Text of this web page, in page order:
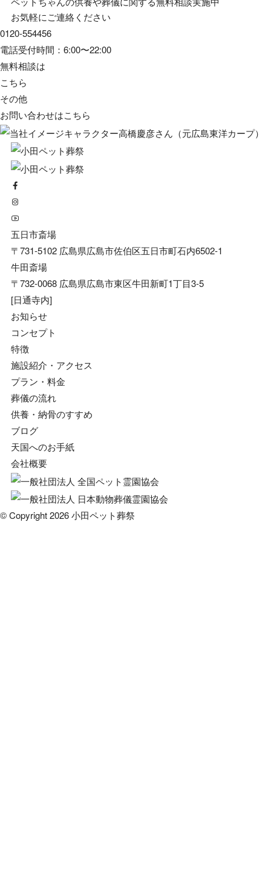
お気軽にご連絡ください
0120-554456
電話受付時間：6:00〜22:00
無料相談は
こちら
その他
お問い合わせはこちら
五日市斎場
〒731-5102 広島県広島市佐伯区五日市町石内6502-1
牛田斎場
〒732-0068 広島県広島市東区牛田新町1丁目3-5
[日通寺内]
お知らせ
コンセプト
特徴
施設紹介・アクセス
プラン・料金
葬儀の流れ
供養・納骨のすすめ
ブログ
天国へのお手紙
会社概要
© Copyright 2026 小田ペット葬祭